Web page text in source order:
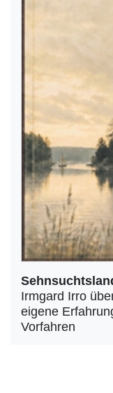
Irmgard Irro
eigene
Vorfahren